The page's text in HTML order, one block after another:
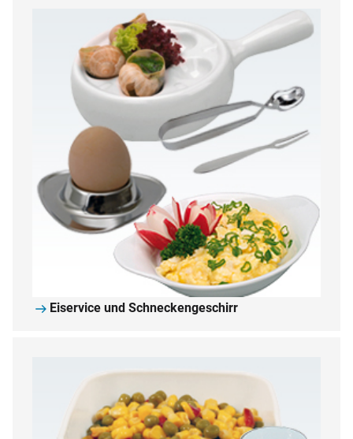
Eiservice und Schneckengeschirr